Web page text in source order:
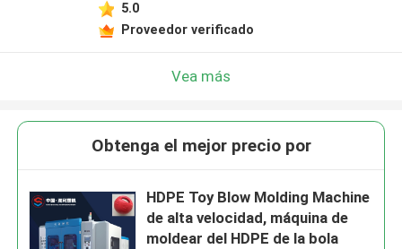
5.0
Proveedor verificado
Vea más
Obtenga el mejor precio por
HDPE Toy Blow Molding Machine
de alta velocidad, máquina de
moldear del HDPE de la bola